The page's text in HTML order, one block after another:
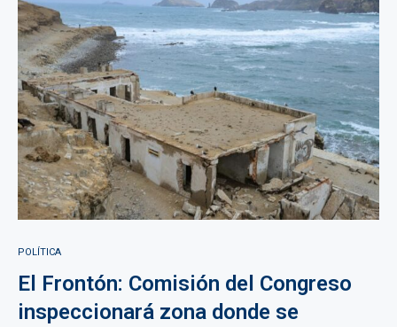
POLÍTICA
El Frontón: Comisión del Congreso
inspeccionará zona donde se